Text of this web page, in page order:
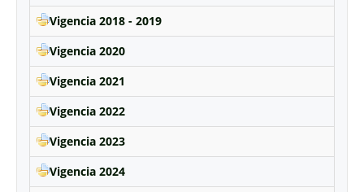
Vigencia 2018 - 2019
Vigencia 2020
Vigencia 2021
Vigencia 2022
Vigencia 2023
Vigencia 2024